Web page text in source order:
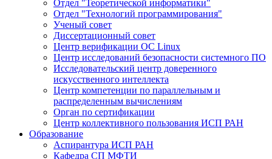
Отдел "Теоретической информатики"
Отдел "Технологий программирования"
Ученый совет
Диссертационный совет
Центр верификации ОС Linux
Центр исследований безопасности системного ПО
Исследовательский центр доверенного
искусственного интеллекта
Центр компетенции по параллельным и
распределенным вычислениям
Орган по сертификации
Центр коллективного пользования ИСП РАН
Образование
Аспирантура ИСП РАН
Кафедра СП МФТИ